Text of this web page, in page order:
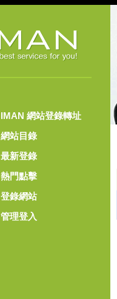
IMAN 網站登錄轉址
網站目錄
最新登錄
熱門點擊
登錄網站
管理登入